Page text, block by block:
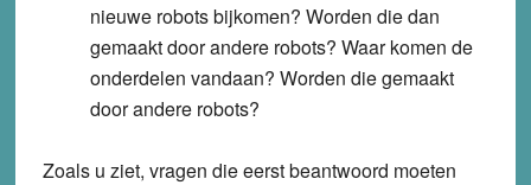
nieuwe robots bijkomen? Worden die dan
gemaakt door andere robots? Waar komen de
onderdelen vandaan? Worden die gemaakt
door andere robots?
Zoals u ziet, vragen die eerst beantwoord moeten